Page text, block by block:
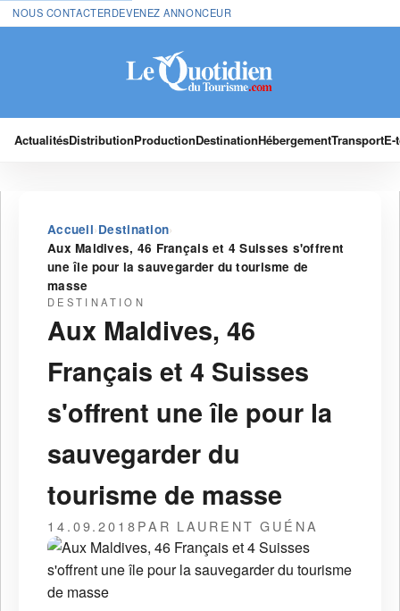
NOUS CONTACTERDEVENEZ ANNONCEUR
ActualitésDistributionProductionDestinationHébergementTransport
Accueil›Destination›
Aux Maldives, 46 Français et 4 Suisses s'offrent
une île pour la sauvegarder du tourisme de
masse
DESTINATION
Aux Maldives, 46
Français et 4 Suisses
s'offrent une île pour la
sauvegarder du
tourisme de masse
14.09.2018PAR LAURENT GUÉNA